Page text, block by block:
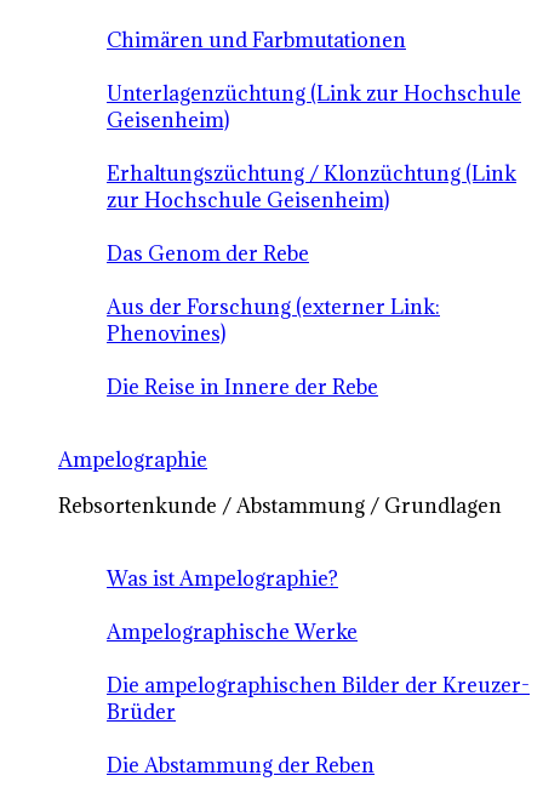
Chimären und Farbmutationen
Unterlagenzüchtung (Link zur Hochschule
Geisenheim)
Erhaltungszüchtung / Klonzüchtung (Link
zur Hochschule Geisenheim)
Das Genom der Rebe
Aus der Forschung (externer Link:
Phenovines)
Die Reise in Innere der Rebe
Ampelographie
Rebsortenkunde / Abstammung / Grundlagen
Was ist Ampelographie?
Ampelographische Werke
Die ampelographischen Bilder der Kreuzer-
Brüder
Die Abstammung der Reben